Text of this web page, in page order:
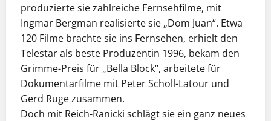
produzierte sie zahlreiche Fernsehfilme, mit
Ingmar Bergman realisierte sie „Dom Juan“. Etwa
120 Filme brachte sie ins Fernsehen, erhielt den
Telestar als beste Produzentin 1996, bekam den
Grimme-Preis für „Bella Block“, arbeitete für
Dokumentarfilme mit Peter Scholl-Latour und
Gerd Ruge zusammen.
Doch mit Reich-Ranicki schlägt sie ein ganz neues